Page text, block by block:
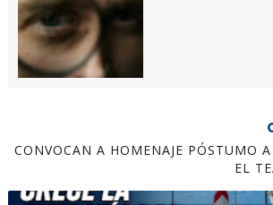
CONVOCAN A HOMENAJE PÓSTUMO
EL